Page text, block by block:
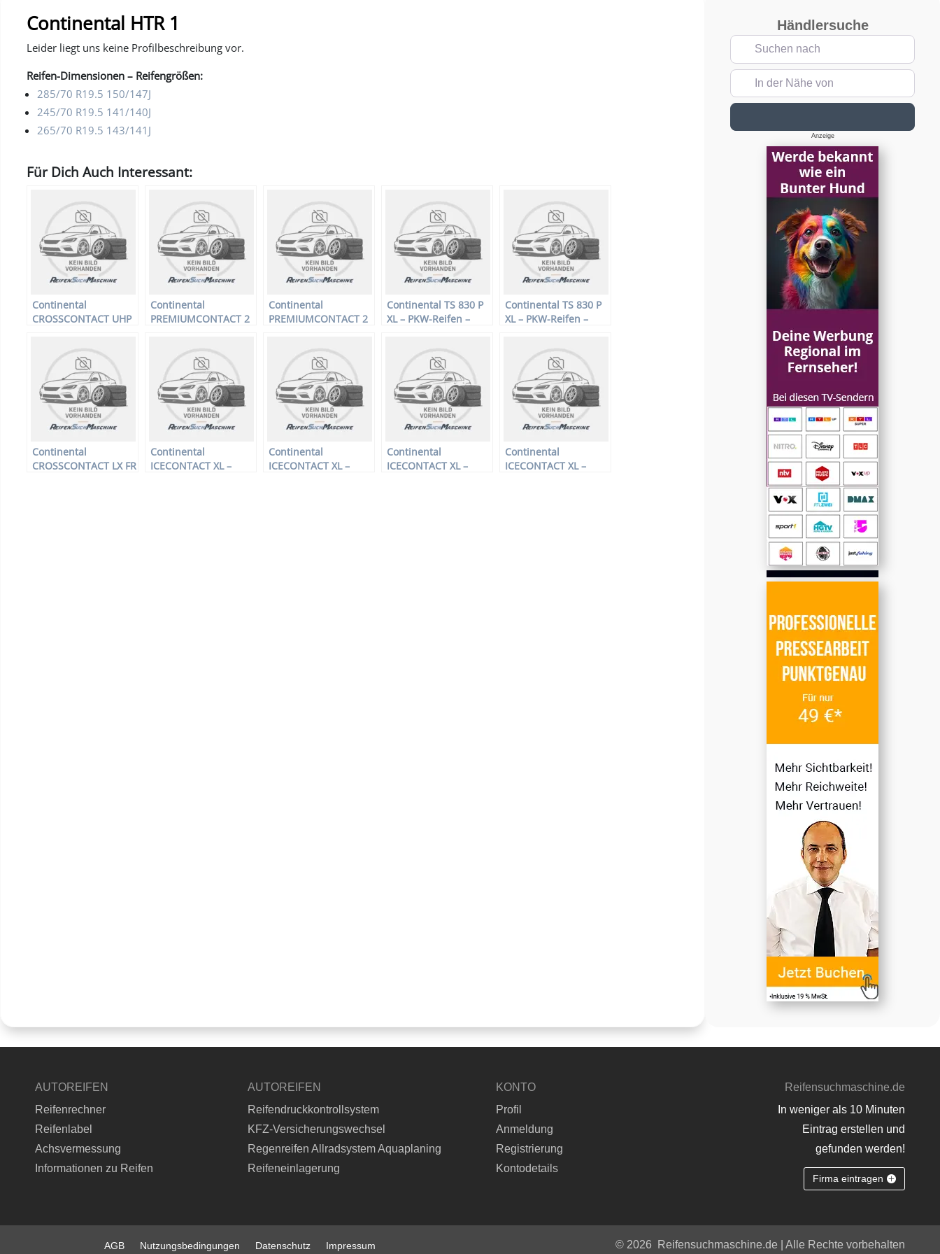
Continental HTR 1
Leider liegt uns keine Profilbeschreibung vor.
Reifen-Dimensionen – Reifengrößen:
285/70 R19.5 150/147J
245/70 R19.5 141/140J
265/70 R19.5 143/141J
Für Dich Auch Interessant:
Continental
CROSSCONTACT UHP
285/50 R18 109W –
Sommerreifen
Continental
PREMIUMCONTACT 2
205/50 R17 89Y –
Sommerreifen
Continental
PREMIUMCONTACT 2
225/50 R17 94H –
Sommerreifen
Continental TS 830 P
XL – PKW-Reifen –
Winterreifen
Continental TS 830 P
XL – PKW-Reifen –
Winterreifen
Continental
CROSSCONTACT LX FR
Continental
ICECONTACT XL –
Continental
ICECONTACT XL –
Continental
ICECONTACT XL –
Continental
ICECONTACT XL –
Händlersuche
Suchen nach
In der Nähe von
Anzeige
AUTOREIFEN
Reifenrechner
Reifenlabel
Achsvermessung
Informationen zu Reifen
AUTOREIFEN
Reifendruckkontrollsystem
KFZ-Versicherungswechsel
Regenreifen Allradsystem Aquaplaning
Reifeneinlagerung
KONTO
Profil
Anmeldung
Registrierung
Kontodetails
Reifensuchmaschine.de
In weniger als 10 Minuten
Eintrag erstellen und
gefunden werden!
Firma eintragen
AGB Nutzungsbedingungen Datenschutz Impressum © 2026 Reifensuchmaschine.de | Alle Rechte vorbehalten